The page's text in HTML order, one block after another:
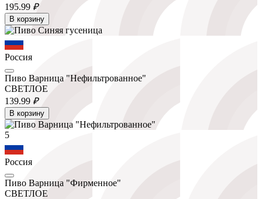
195.99 ₽
В корзину
Россия
Пиво Варница "Нефильтрованное"
СВЕТЛОЕ
139.99 ₽
В корзину
5
Россия
Пиво Варница "Фирменное"
СВЕТЛОЕ